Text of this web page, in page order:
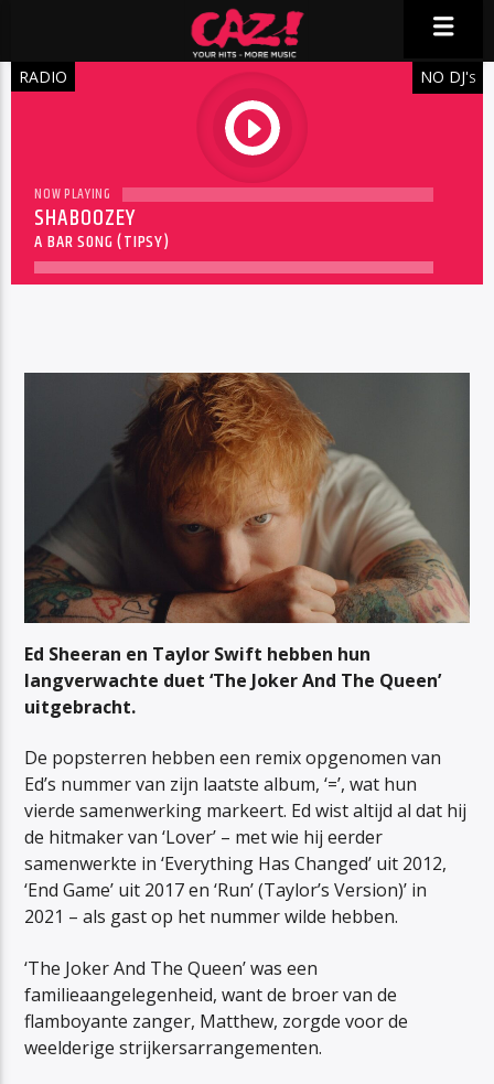
RADIO
play
NO DJ'S
NOW PLAYING
SHABOOZEY
A BAR SONG (TIPSY)
Ed Sheeran en Taylor Swift hebben hun
langverwachte duet ‘The Joker And The Queen’
uitgebracht.
De popsterren hebben een remix opgenomen van
Ed’s nummer van zijn laatste album, ‘=’, wat hun
vierde samenwerking markeert. Ed wist altijd al dat hij
de hitmaker van ‘Lover’ – met wie hij eerder
samenwerkte in ‘Everything Has Changed’ uit 2012,
‘End Game’ uit 2017 en ‘Run’ (Taylor’s Version)’ in
2021 – als gast op het nummer wilde hebben.
‘The Joker And The Queen’ was een
familieaangelegenheid, want de broer van de
flamboyante zanger, Matthew, zorgde voor de
weelderige strijkersarrangementen.